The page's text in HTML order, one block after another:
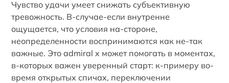
Чувство удачи умеет снижать субъективную
тревожность. В-случае-если внутренне
ощущается, что условия на-стороне,
неопределенности воспринимаются как не-так
важные. Это admiral x может помогать в моментах,
в-которых важен уверенный старт: к-примеру во-
время открытых спичах, переключении